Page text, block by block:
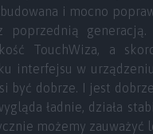
i mocno
poprzednią generacją.
TouchWiza, a
interfejsu w
być dobrze. I jest
ładnie, działa
możemy zauważyć